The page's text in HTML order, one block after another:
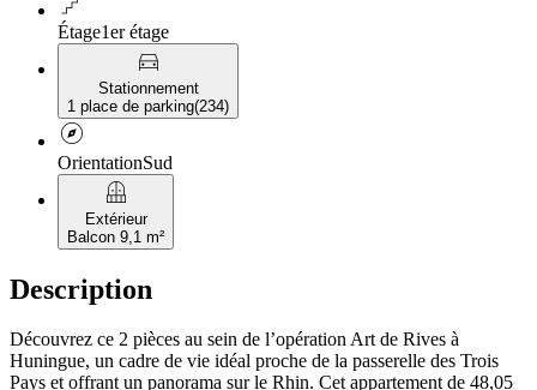
Étage1er étage
directions_car
Stationnement
1 place de parking(234)
explore
OrientationSud
balcony
Extérieur
Balcon 9,1 m²
Description
Découvrez ce 2 pièces au sein de l’opération Art de Rives à
Huningue, un cadre de vie idéal proche de la passerelle des Trois
Pays et offrant un panorama sur le Rhin. Cet appartement de 48,05